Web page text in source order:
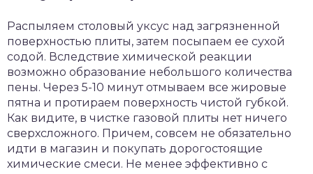
Распыляем столовый уксус над загрязненной
поверхностью плиты, затем посыпаем ее сухой
содой. Вследствие химической реакции
возможно образование небольшого количества
пены. Через 5-10 минут отмываем все жировые
пятна и протираем поверхность чистой губкой.
Как видите, в чистке газовой плиты нет ничего
сверхсложного. Причем, совсем не обязательно
идти в магазин и покупать дорогостоящие
химические смеси. Не менее эффективно с